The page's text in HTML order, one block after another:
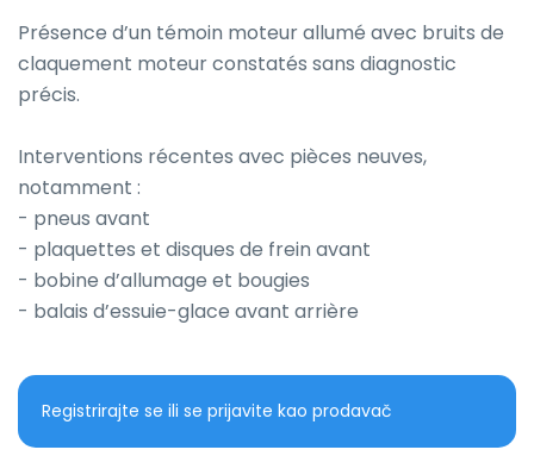
Présence d’un témoin moteur allumé avec bruits de
claquement moteur constatés sans diagnostic
précis.
Interventions récentes avec pièces neuves,
notamment :
- pneus avant
- plaquettes et disques de frein avant
- bobine d’allumage et bougies
- balais d’essuie-glace avant arrière
Registrirajte se ili se prijavite kao prodavač